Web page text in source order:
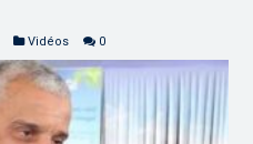
Vidéos 0